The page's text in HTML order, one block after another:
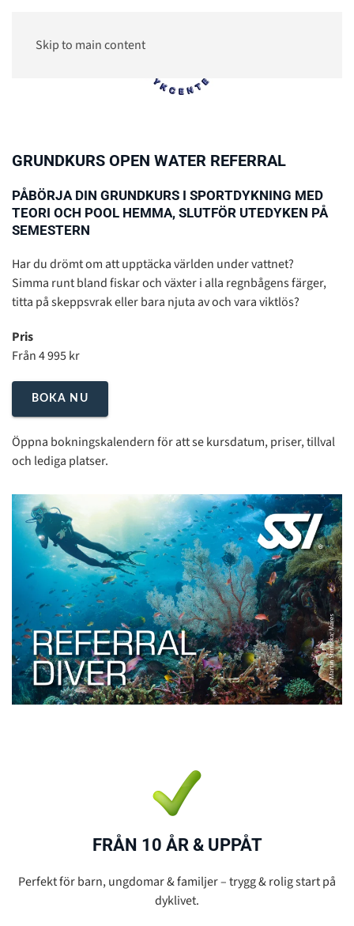
Skip to main content
GRUNDKURS OPEN WATER REFERRAL
PÅBÖRJA DIN GRUNDKURS I SPORTDYKNING MED
TEORI OCH POOL HEMMA, SLUTFÖR UTEDYKEN PÅ
SEMESTERN
Har du drömt om att upptäcka världen under vattnet?
Simma runt bland fiskar och växter i alla regnbågens färger,
titta på skeppsvrak eller bara njuta av och vara viktlös?
Pris
Från 4 995 kr
BOKA NU
Öppna bokningskalendern för att se kursdatum, priser, tillval
och lediga platser.
FRÅN 10 ÅR & UPPÅT
Perfekt för barn, ungdomar & familjer – trygg & rolig start på
dyklivet.